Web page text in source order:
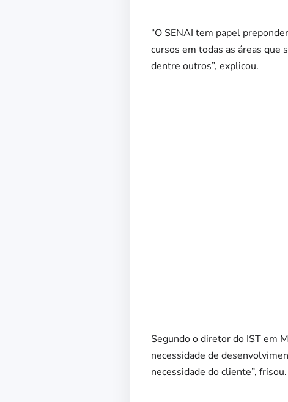
“O SENAI tem papel
cursos em todas as áreas que
dentre outros”, explicou.
Segundo o diretor do IST em
necessidade de
necessidade do cliente”, frisou.